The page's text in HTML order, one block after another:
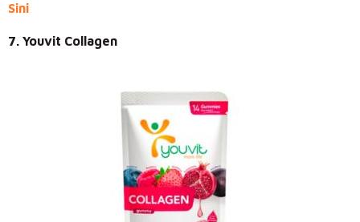
Sini
7. Youvit Collagen